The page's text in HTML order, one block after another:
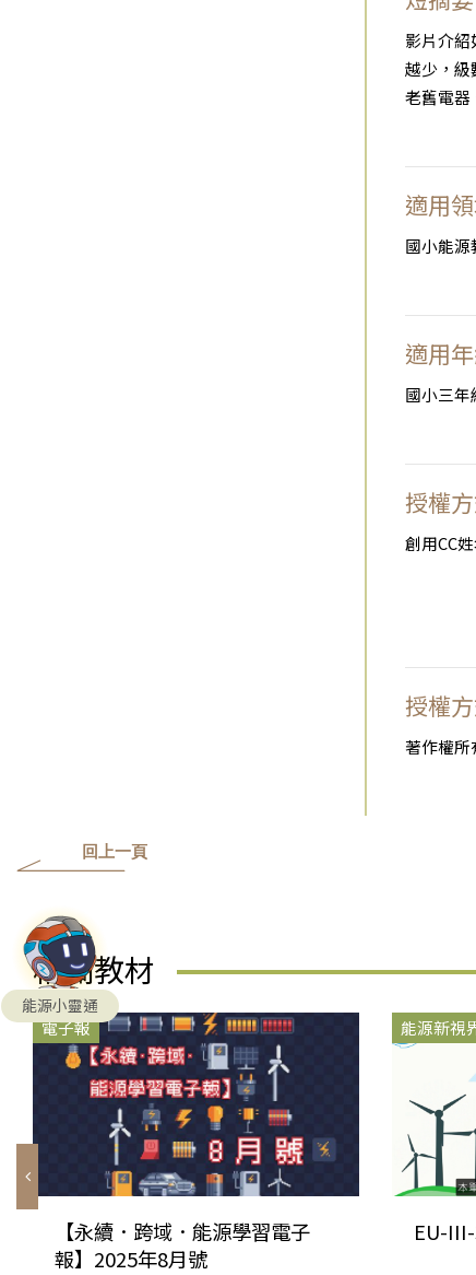
影片介
越少，級
老舊電器
適用
國小能
適用
國小三年
授權
創用CC
授權
著作權所
回上一頁
相關教材
電子報
【永續．跨域．能源學習電子
報】2025年8月號
能源新視
EU-
能源小靈通